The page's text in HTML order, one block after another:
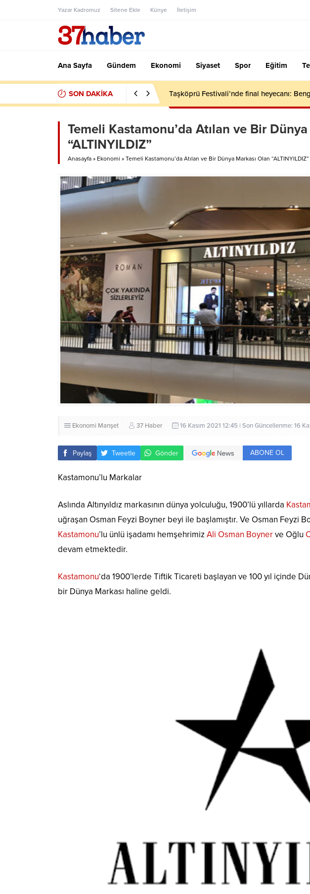
Yazar Kadromuz Sitene Ekle Künye İletişim
Ana Sayfa Gündem Ekonomi Siyaset Spor Eğitim
SON DAKİKA Taşköprü Festivali’nde final heyecanı:
Temeli Kastamonu’da Atılan ve Bir
“ALTINYILDIZ”
Anasayfa » Ekonomi » Temeli Kastamonu’da Atılan ve Bir Dünya Markası Olan “ALTINYILDIZ”
Ekonomi Manşet 37 Haber 16 Kasım 2021 12:45 | Son Güncellenme: 16
Paylaş Tweetle Gönder ABONE OL
Kastamonu’lu Markalar
Aslında Altınyıldız markasının dünya yolculuğu, 1900’lü yıllarda
uğraşan Osman Feyzi Boyner beyi ile başlamıştır. Ve Osman Feyzi
Kastamonu’lu ünlü işadamı hemşehrimizAli Osman Boynerve Oğlu
devam etmektedir.
Kastamonu‘da 1900’lerde Tiftik Ticareti başlayan ve 100 yıl içinde
bir Dünya Markası haline geldi.